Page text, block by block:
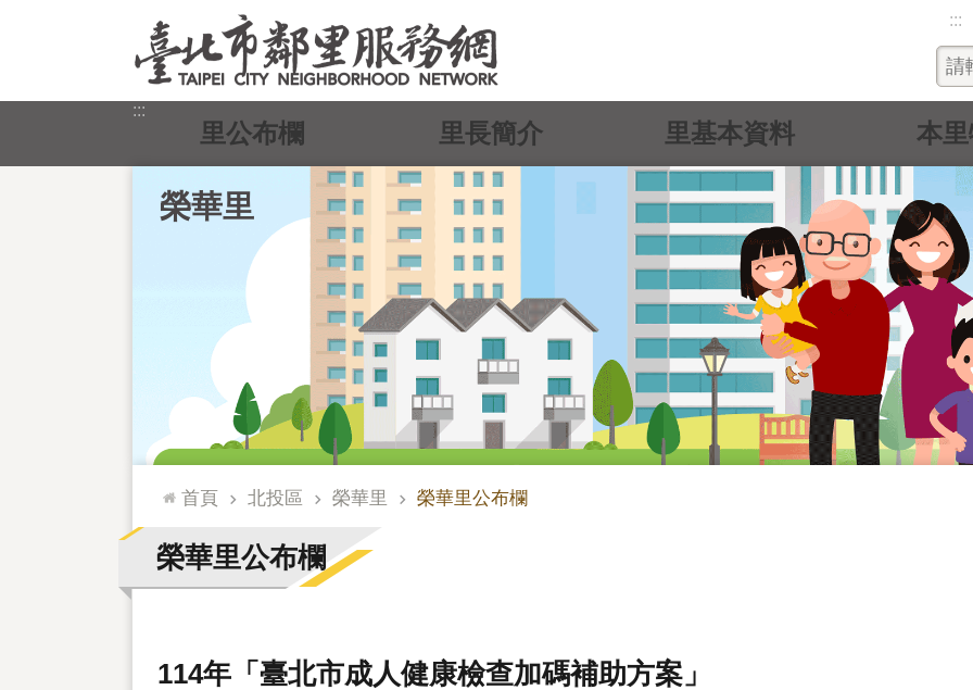
:::
:::
榮華里
里公布欄 里長簡介 里基本資料 本
::: 首頁 北投區 榮華里 榮華里公布欄
榮華里公布欄
114年「臺北市成人健康檢查加碼補助方案」